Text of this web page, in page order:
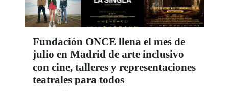
Fundación ONCE llena el mes de
julio en Madrid de arte inclusivo
con cine, talleres y representaciones
teatrales para todos